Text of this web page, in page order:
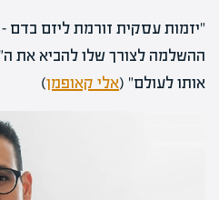
"יזמות עסקית זורמת ליזם בדם
ההשלמה לצורך שלו להביא את
אותו לעולם" (אלי קאופמן)